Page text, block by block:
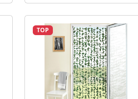
TOP